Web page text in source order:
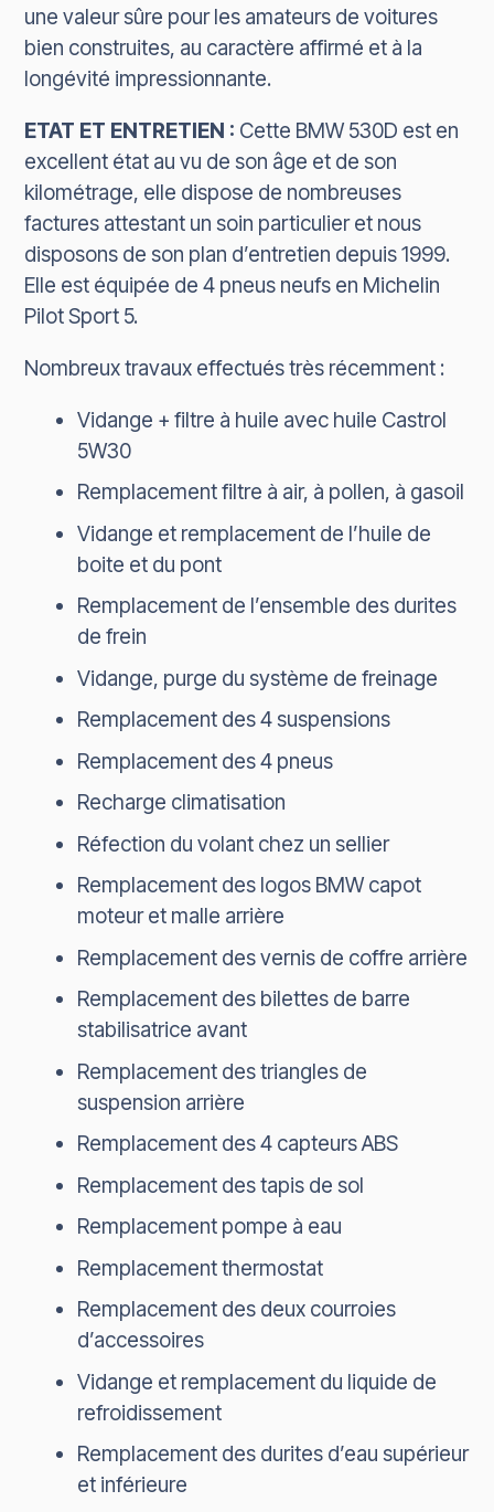
une valeur sûre pour les amateurs de voitures
bien construites, au caractère affirmé et à la
longévité impressionnante.
ETAT ET ENTRETIEN : Cette BMW 530D est en
excellent état au vu de son âge et de son
kilométrage, elle dispose de nombreuses
factures attestant un soin particulier et nous
disposons de son plan d’entretien depuis 1999.
Elle est équipée de 4 pneus neufs en Michelin
Pilot Sport 5.
Nombreux travaux effectués très récemment :
Vidange + filtre à huile avec huile Castrol
5W30
Remplacement filtre à air, à pollen, à gasoil
Vidange et remplacement de l’huile de
boite et du pont
Remplacement de l’ensemble des durites
de frein
Vidange, purge du système de freinage
Remplacement des 4 suspensions
Remplacement des 4 pneus
Recharge climatisation
Réfection du volant chez un sellier
Remplacement des logos BMW capot
moteur et malle arrière
Remplacement des vernis de coffre arrière
Remplacement des bilettes de barre
stabilisatrice avant
Remplacement des triangles de
suspension arrière
Remplacement des 4 capteurs ABS
Remplacement des tapis de sol
Remplacement pompe à eau
Remplacement thermostat
Remplacement des deux courroies
d’accessoires
Vidange et remplacement du liquide de
refroidissement
Remplacement des durites d’eau supérieur
et inférieure